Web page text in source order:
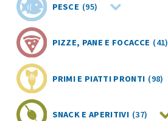
PESCE (95)
PIZZE, PANE E FOCACCE (41)
PRIMI E PIATTI PRONTI (98)
SNACK E APERITIVI (37)